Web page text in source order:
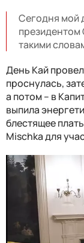
Сегодня мой
такими
День Кай
проснулась,
а потом – в
выпила
блестящее
Mischka для